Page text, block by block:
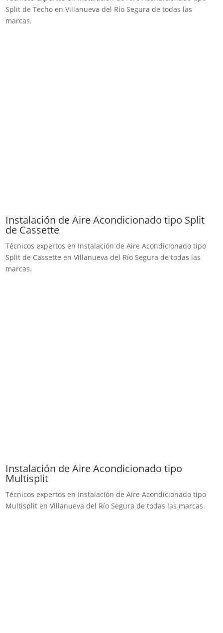
Split de Techo en Villanueva del Río Segura de todas las
marcas.
Instalación de Aire Acondicionado tipo Split
de Cassette
Técnicos expertos en Instalación de Aire Acondicionado tipo
Split de Cassette en Villanueva del Río Segura de todas las
marcas.
Instalación de Aire Acondicionado tipo
Multisplit
Técnicos expertos en Instalación de Aire Acondicionado tipo
Multisplit en Villanueva del Río Segura de todas las marcas.